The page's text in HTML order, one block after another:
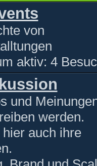
von
aktiv: 4
und
werden.
auch ihre